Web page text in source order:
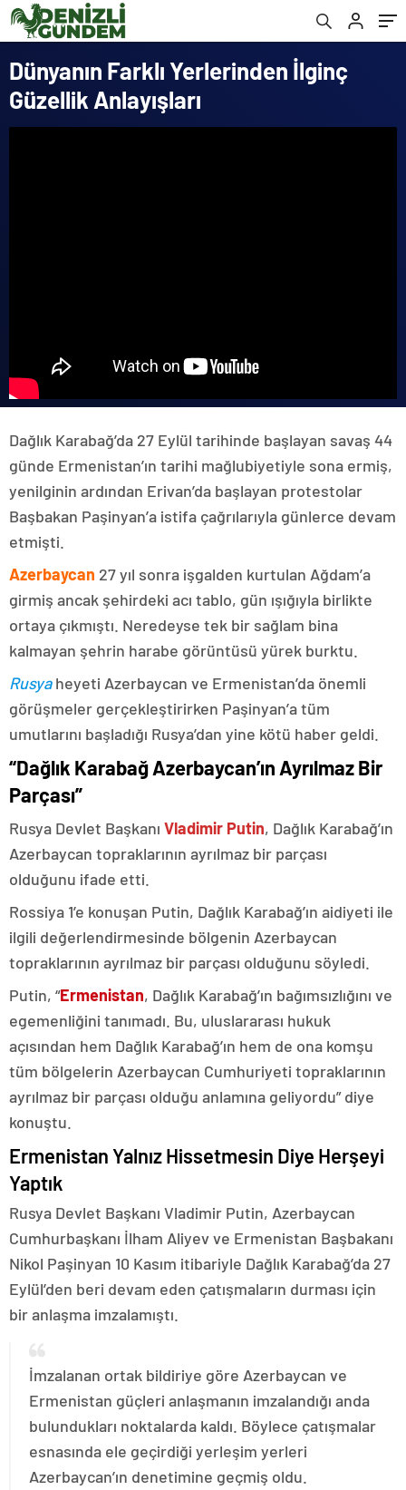
Dünyanın Farklı Yerlerinden İlginç
Güzellik Anlayışları
Dağlık Karabağ’da 27 Eylül tarihinde başlayan savaş 44
günde Ermenistan’ın tarihi mağlubiyetiyle sona ermiş,
yenilginin ardından Erivan’da başlayan protestolar
Başbakan Paşinyan’a istifa çağrılarıyla günlerce devam
etmişti.
Azerbaycan 27 yıl sonra işgalden kurtulan Ağdam’a
girmiş ancak şehirdeki acı tablo, gün ışığıyla birlikte
ortaya çıkmıştı. Neredeyse tek bir sağlam bina
kalmayan şehrin harabe görüntüsü yürek burktu.
Rusyaheyeti Azerbaycan ve Ermenistan’da önemli
görüşmeler gerçekleştirirken Paşinyan’a tüm
umutlarını başladığı Rusya’dan yine kötü haber geldi.
“Dağlık Karabağ Azerbaycan’ın Ayrılmaz Bir
Parçası”
Rusya Devlet Başkanı Vladimir Putin, Dağlık Karabağ’ın
Azerbaycan topraklarının ayrılmaz bir parçası
olduğunu ifade etti.
Rossiya 1’e konuşan Putin, Dağlık Karabağ’ın aidiyeti ile
ilgili değerlendirmesinde bölgenin Azerbaycan
topraklarının ayrılmaz bir parçası olduğunu söyledi.
Putin, “Ermenistan, Dağlık Karabağ’ın bağımsızlığını ve
egemenliğini tanımadı. Bu, uluslararası hukuk
açısından hem Dağlık Karabağ’ın hem de ona komşu
tüm bölgelerin Azerbaycan Cumhuriyeti topraklarının
ayrılmaz bir parçası olduğu anlamına geliyordu” diye
konuştu.
Ermenistan Yalnız Hissetmesin Diye Herşeyi
Yaptık
Rusya Devlet Başkanı Vladimir Putin, Azerbaycan
Cumhurbaşkanı İlham Aliyev ve Ermenistan Başbakanı
Nikol Paşinyan 10 Kasım itibariyle Dağlık Karabağ’da 27
Eylül’den beri devam eden çatışmaların durması için
bir anlaşma imzalamıştı.
İmzalanan ortak bildiriye göre Azerbaycan ve
Ermenistan güçleri anlaşmanın imzalandığı anda
bulundukları noktalarda kaldı. Böylece çatışmalar
esnasında ele geçirdiği yerleşim yerleri
Azerbaycan’ın denetimine geçmiş oldu.